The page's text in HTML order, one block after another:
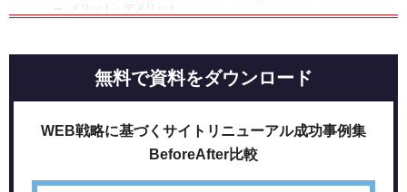
メリット・デメリット
ホームページ作成依頼に向けた事前準備
①ホームページ作成の目的を定める
③打合せでサイトイメージを固める
④企画・構成でサイトの枠組みを決める
⑤デザイン・コーディング
無料で資料をダウンロード
WEB戦略に基づくサイトリニューアル成功事例集
BeforeAfter比較